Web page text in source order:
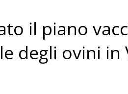
il piano
degli ovini in